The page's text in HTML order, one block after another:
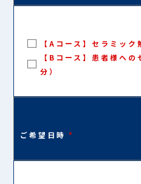
【Aコース】セラミック
【Bコース】患者様へ
分）
ご希望日時 *